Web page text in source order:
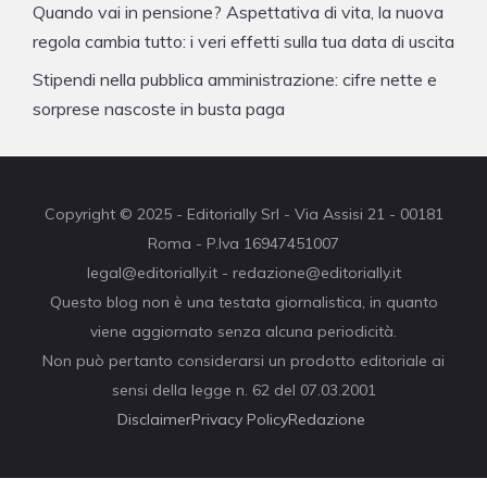
Quando vai in pensione? Aspettativa di vita, la nuova
regola cambia tutto: i veri effetti sulla tua data di uscita
Stipendi nella pubblica amministrazione: cifre nette e
sorprese nascoste in busta paga
Copyright © 2025 - Editorially Srl - Via Assisi 21 - 00181
Roma - P.Iva 16947451007
legal@editorially.it - redazione@editorially.it
Questo blog non è una testata giornalistica, in quanto
viene aggiornato senza alcuna periodicità.
Non può pertanto considerarsi un prodotto editoriale ai
sensi della legge n. 62 del 07.03.2001
DisclaimerPrivacy PolicyRedazione